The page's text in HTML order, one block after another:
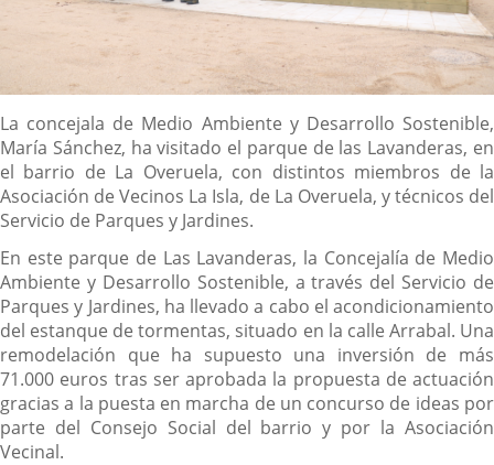
Descripción
La concejala de Medio Ambiente y Desarrollo Sostenible,
María Sánchez, ha visitado el parque de las Lavanderas, en
el barrio de La Overuela, con distintos miembros de la
Asociación de Vecinos La Isla, de La Overuela, y técnicos del
Servicio de Parques y Jardines.
En este parque de Las Lavanderas, la Concejalía de Medio
Ambiente y Desarrollo Sostenible, a través del Servicio de
Parques y Jardines, ha llevado a cabo el acondicionamiento
del estanque de tormentas, situado en la calle Arrabal. Una
remodelación que ha supuesto una inversión de más
71.000 euros tras ser aprobada la propuesta de actuación
gracias a la puesta en marcha de un concurso de ideas por
parte del Consejo Social del barrio y por la Asociación
Vecinal.